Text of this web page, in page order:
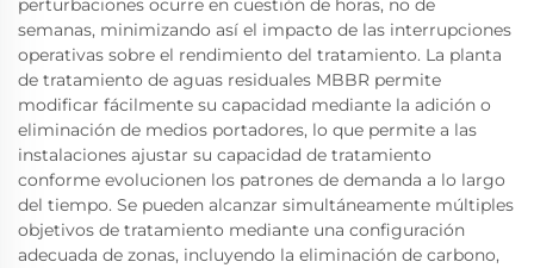
perturbaciones ocurre en cuestión de horas, no de
semanas, minimizando así el impacto de las interrupciones
operativas sobre el rendimiento del tratamiento. La planta
de tratamiento de aguas residuales MBBR permite
modificar fácilmente su capacidad mediante la adición o
eliminación de medios portadores, lo que permite a las
instalaciones ajustar su capacidad de tratamiento
conforme evolucionen los patrones de demanda a lo largo
del tiempo. Se pueden alcanzar simultáneamente múltiples
objetivos de tratamiento mediante una configuración
adecuada de zonas, incluyendo la eliminación de carbono,